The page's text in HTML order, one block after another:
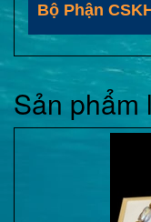
Bộ Phận
Sản phẩm